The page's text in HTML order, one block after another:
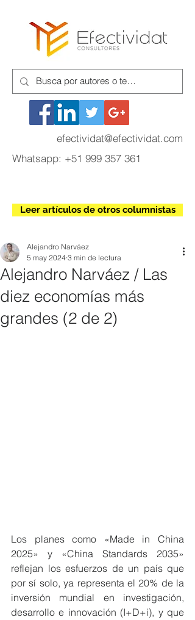
efectividat@efectividat.com
Whatsapp: +51 999 357 361
Leer artículos de otros columnistas
Alejandro Narváez / Las
diez economías más
grandes (2 de 2)
Alejandro Narváez
5 may 2024 3 min de lectura
Los planes como «Made in China
2025» y «China Standards 2035»
reflejan los esfuerzos de un país que
por sí solo, ya representa el 20% de la
inversión mundial en investigación,
desarrollo e innovación (I+D+i), y que